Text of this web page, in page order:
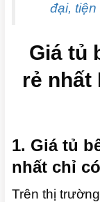
đại,
Giá tủ
rẻ nhất
1. Giá tủ
nhất chỉ
Trên thị